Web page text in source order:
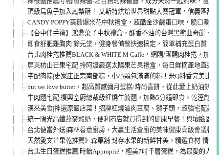
頂級烏魚子加入鳳梨酥！|艾斯特烘焙世界甜點大賽冠軍，信義區甜
CANDY POPPY裹糖爆米花中秋禮盒，超酷金沙鹹蛋口味，脆口涮嘴
【台中伴手禮】鴻鼎菓子中秋禮盒，酥香不油的台灣黑熊曲奇餅、
即食舒肥雞胸肉 餘元堂，健身餐備餐快速搞定，簡單補充蛋白質！
台北肉桂捲推薦BLACK & WHITE M Caffe，網購/團購肉桂捲，加
屏東枋山芒果宅配|拎阿嬤嚴選太陽果芒果禮盒，每日鮮摘產地直送
宅配肉粽|史家庄正宗南部粽，小小顆包滿滿的料！米Q料香完美比
but.we love butter，超高質感彌月蛋糕/時尚喜餅，從此愛上奶油餅
牛肉麵宅配|復興空廚總裁級紅燒牛腩麵，加熱5分鐘即食，乾溼創意
漢來美食|神還原飯店菜！招牌紅燒滷肉豆腐、獅子頭，超強宅配美
統一陽光高纖燕麥穀奶，便利商店就買得到的健康早餐！與壞膽固
台北便當外送|森林善意廚房，大贏生活倉廚的美味健康高級會議餐
天然愛文芒果乾推薦》森菓舖 封存水果的新鮮甘美，精選食材-情人
台北生日蛋糕推薦|時飴Approprié，極美7吋千層蛋糕，為最愛的人